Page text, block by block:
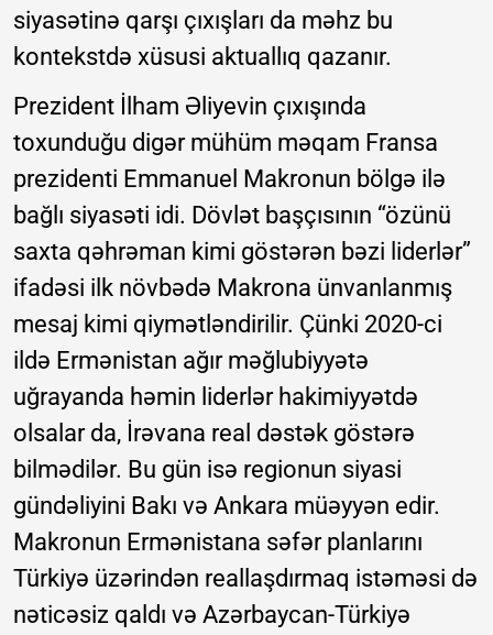
siyasətinə qarşı çıxışları da məhz bu
kontekstdə xüsusi aktuallıq qazanır.
Prezident İlham Əliyevin çıxışında
toxunduğu digər mühüm məqam Fransa
prezidenti Emmanuel Makronun bölgə ilə
bağlı siyasəti idi. Dövlət başçısının “özünü
saxta qəhrəman kimi göstərən bəzi liderlər”
ifadəsi ilk növbədə Makrona ünvanlanmış
mesaj kimi qiymətləndirilir. Çünki 2020-ci
ildə Ermənistan ağır məğlubiyyətə
uğrayanda həmin liderlər hakimiyyətdə
olsalar da, İrəvana real dəstək göstərə
bilmədilər. Bu gün isə regionun siyasi
gündəliyini Bakı və Ankara müəyyən edir.
Makronun Ermənistana səfər planlarını
Türkiyə üzərindən reallaşdırmaq istəməsi də
nəticəsiz qaldı və Azərbaycan-Türkiyə